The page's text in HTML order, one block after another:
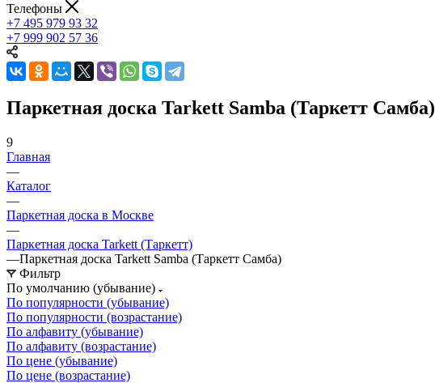
Телефоны
+7 495 979 93 32
+7 999 902 57 36
Паркетная доска Tarkett Samba (Таркетт Самба)
9
Главная
—
Каталог
—
Паркетная доска в Москве
—
Паркетная доска Tarkett (Таркетт)
—Паркетная доска Tarkett Samba (Таркетт Самба)
Фильтр
По умолчанию (убывание)
По популярности (убывание)
По популярности (возрастание)
По алфавиту (убывание)
По алфавиту (возрастание)
По цене (убывание)
По цене (возрастание)